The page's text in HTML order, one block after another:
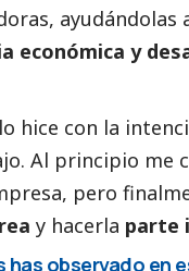
ayudándolas
económica y
hice con la
Al principio me
pero
y hacerla parte
observado en